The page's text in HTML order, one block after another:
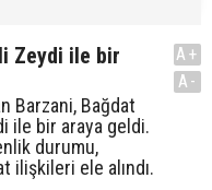
Zeydi ile bir
Barzani, Bağdat
ile bir araya geldi.
durumu,
ilişkileri ele alındı.
A+
A-